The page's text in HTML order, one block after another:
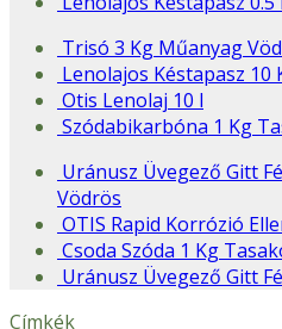
Trisó 3 Kg Műanyag
Lenolajos Késtapasz 10
Otis Lenolaj 10 l
Szódabikarbóna 1 Kg
Uránusz Üvegező Gitt
Vödrös
OTIS Rapid Korrózió
Csoda Szóda 1 Kg
Uránusz Üvegező Gitt
Címkék